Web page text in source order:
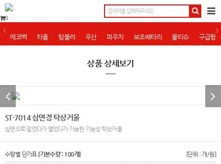
0
에코백 타올 텀블러 우산 파우치 보조배터리 물티슈 구급함
상품 상세보기
ST-7014 삼면경 탁상거울
삼면으로 덮었다가 열었다가 가능한 기능성 탁상거울
수량별 단가표 [기본수량 : 100개] [단위 : 개/원]